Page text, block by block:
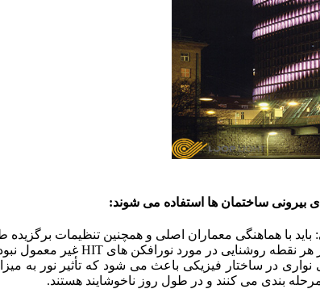
بیرونی ساختمان ها استفاده می شوند:
با هماهنگی معماران اصلی و همچنین تنظیمات
در ساختار فیزیکی باعث می شود که تأثیر نور به
بندی می کنند و در طول روز ناخوشایند هستند.